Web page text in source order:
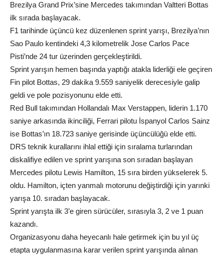
Brezilya Grand Prix’sine Mercedes takımından Valtteri Bottas
ilk sırada başlayacak.
F1 tarihinde üçüncü kez düzenlenen sprint yarışı, Brezilya’nın
Sao Paulo kentindeki 4,3 kilometrelik Jose Carlos Pace
Pisti’nde 24 tur üzerinden gerçekleştirildi.
Sprint yarışın hemen başında yaptığı atakla liderliği ele geçiren
Fin pilot Bottas, 29 dakika 9.559 saniyelik derecesiyle galip
geldi ve pole pozisyonunu elde etti.
Red Bull takımından Hollandalı Max Verstappen, liderin 1.170
saniye arkasında ikinciliği, Ferrari pilotu İspanyol Carlos Sainz
ise Bottas’ın 18.723 saniye gerisinde üçüncülüğü elde etti.
DRS teknik kurallarını ihlal ettiği için sıralama turlarından
diskalifiye edilen ve sprint yarışına son sıradan başlayan
Mercedes pilotu Lewis Hamilton, 15 sıra birden yükselerek 5.
oldu. Hamilton, içten yanmalı motorunu değiştirdiği için yarınki
yarışa 10. sıradan başlayacak.
Sprint yarışta ilk 3’e giren sürücüler, sırasıyla 3, 2 ve 1 puan
kazandı.
Organizasyonu daha heyecanlı hale getirmek için bu yıl üç
etapta uygulanmasına karar verilen sprint yarışında alınan